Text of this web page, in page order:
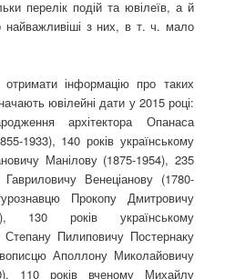
перелік подій та ювілеїв, а й
найважливіші з них, в т. ч. мало
інформацію про таких
ювілейні дати у 2015 році:
архітектора Опанаса
1933), 140 років українському
Манілову (1875-1954), 235
Венеціанову (1780-
Прокопу Дмитровичу
130 років українському
Степану Пилиповичу Постернаку
Аполлону Миколайовичу
110 років вченому Михайлу